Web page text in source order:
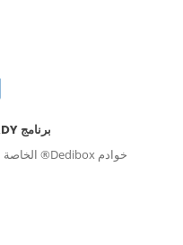
برنامج VMWARE READY®
خوادم Dedibox® الخاصة بنا معتمدة من VMWare Ready®.